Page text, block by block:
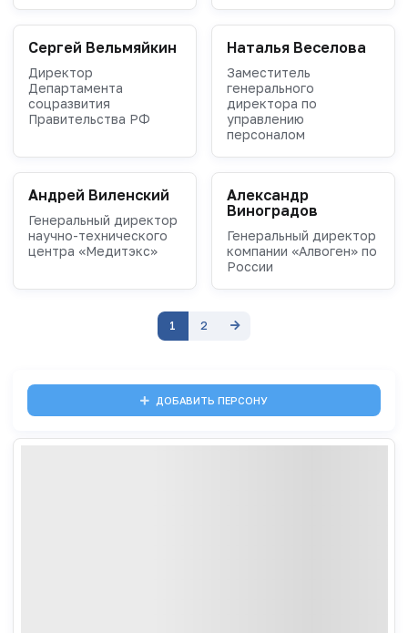
Сергей Вельмяйкин
Директор
Департамента
соцразвития
Правительства РФ
Наталья Веселова
Заместитель
генерального
директора по
управлению
персоналом
Андрей Виленский
Генеральный директор
научно-технического
центра «Медитэкс»
Александр
Виноградов
Генеральный директор
компании «Алвоген» по
России
1 2
ДОБАВИТЬ ПЕРСОНУ